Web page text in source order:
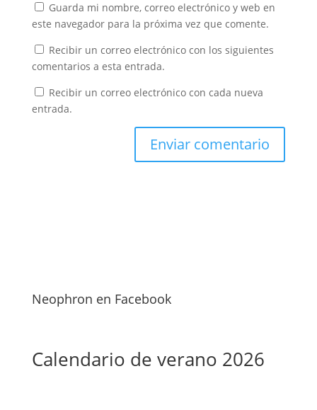
Guarda mi nombre, correo electrónico y web en
este navegador para la próxima vez que comente.
Recibir un correo electrónico con los siguientes
comentarios a esta entrada.
Recibir un correo electrónico con cada nueva
entrada.
Neophron en Facebook
Calendario de verano 2026